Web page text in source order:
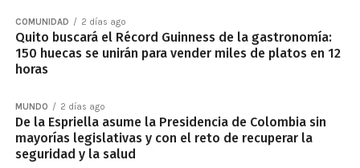
COMUNIDAD 2 días ago
Quito buscará el Récord Guinness de la gastronomía:
150 huecas se unirán para vender miles de platos en 12
horas
MUNDO 2 días ago
De la Espriella asume la Presidencia de Colombia sin
mayorías legislativas y con el reto de recuperar la
seguridad y la salud